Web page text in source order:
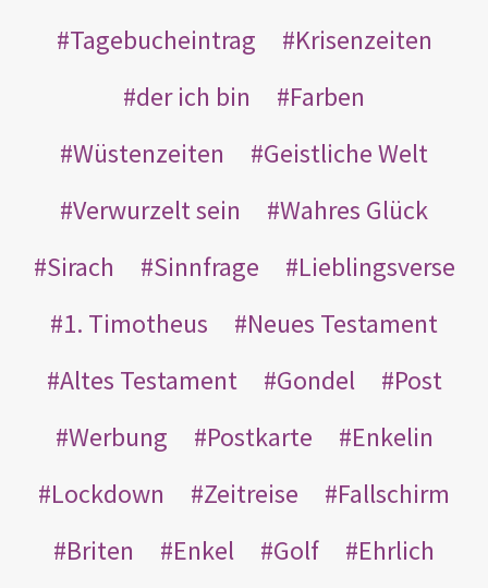
Tagebucheintrag
Krisenzeiten
der ich bin
Farben
Wüstenzeiten
Geistliche Welt
Verwurzelt sein
Wahres Glück
Sirach
Sinnfrage
Lieblingsverse
1. Timotheus
Neues Testament
Altes Testament
Gondel
Post
Werbung
Postkarte
Enkelin
Lockdown
Zeitreise
Fallschirm
Briten
Enkel Golf
Ehrlich